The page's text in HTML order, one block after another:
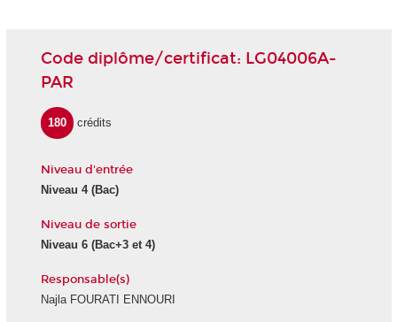
Code diplôme/certificat: LG04006A-
PAR
180 crédits
Niveau d'entrée
Niveau 4(Bac)
Niveau de sortie
Niveau 6(Bac+3 et 4)
Responsable(s)
Najla FOURATI ENNOURI